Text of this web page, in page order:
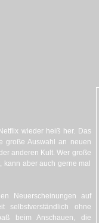
wieder heiß her. Das
große Auswahl an neuen
anderen Kult. Wer große
kann aber auch gerne mal
Neuerscheinungen auf
selbstverständlich ohne
beim Anschauen, die